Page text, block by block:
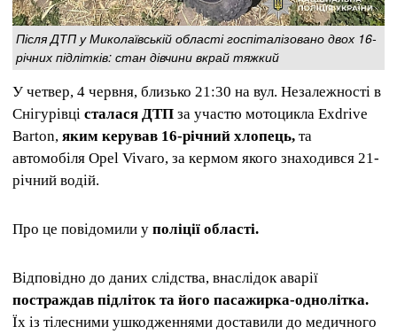
Після ДТП у Миколаївській області госпіталізовано двох 16-
річних підлітків: стан дівчини вкрай тяжкий
У четвер, 4 червня, близько 21:30 на вул. Незалежності в
Снігурівці сталася ДТП за участю мотоцикла Exdrive
Barton, яким керував 16-річний хлопець, та
автомобіля Opel Vivaro, за кермом якого знаходився 21-
річний водій.
Про це повідомили у поліції області.
Відповідно до даних слідства, внаслідок аварії
постраждав підліток та його пасажирка-однолітка.
Їх із тілесними ушкодженнями доставили до медичного